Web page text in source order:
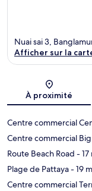
Nuai sai 3,
Afficher sur la
À proximité
Centre commercial
Centre commercial
Route Beach Road -
Plage de Pattaya- 19
Centre commercial